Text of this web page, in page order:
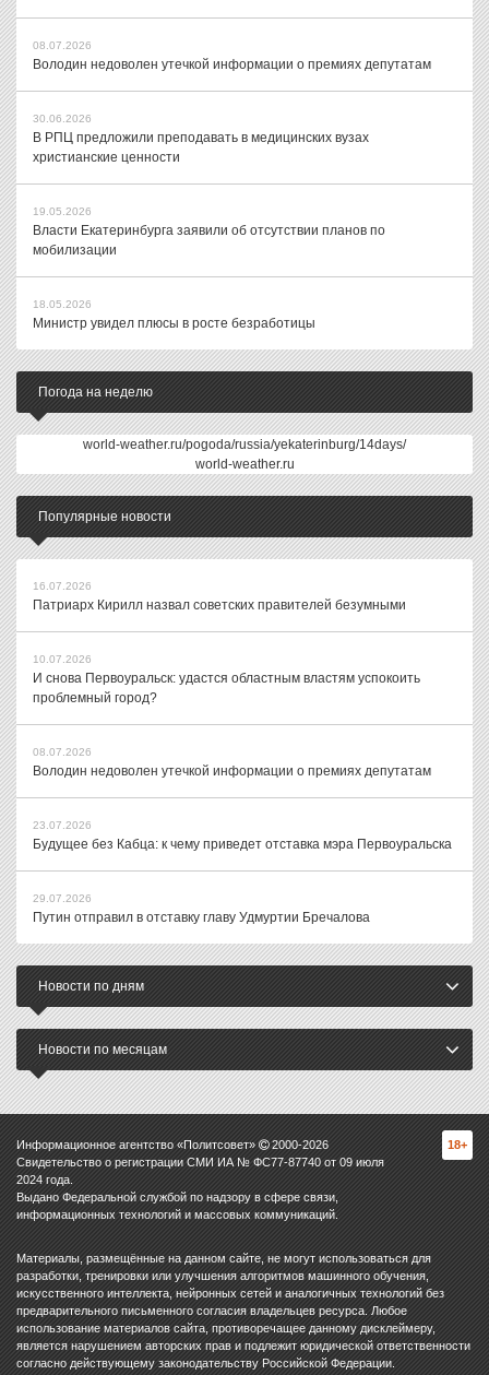
08.07.2026
Володин недоволен утечкой информации о премиях депутатам
30.06.2026
В РПЦ предложили преподавать в медицинских вузах
христианские ценности
19.05.2026
Власти Екатеринбурга заявили об отсутствии планов по
мобилизации
18.05.2026
Министр увидел плюсы в росте безработицы
Погода на неделю
world-weather.ru/pogoda/russia/yekaterinburg/14days/
world-weather.ru
Популярные новости
16.07.2026
Патриарх Кирилл назвал советских правителей безумными
10.07.2026
И снова Первоуральск: удастся областным властям успокоить
проблемный город?
08.07.2026
Володин недоволен утечкой информации о премиях депутатам
23.07.2026
Будущее без Кабца: к чему приведет отставка мэра Первоуральска
29.07.2026
Путин отправил в отставку главу Удмуртии Бречалова
Новости по дням
Новости по месяцам
Информационное агентство «Политсовет» 2000-2026
Свидетельство о регистрации СМИ ИА № ФС77-87740 от 09 июля
2024 года.
Выдано Федеральной службой по надзору в сфере связи,
информационных технологий и массовых коммуникаций.
18+
Материалы, размещённые на данном сайте, не могут использоваться для
разработки, тренировки или улучшения алгоритмов машинного обучения,
искусственного интеллекта, нейронных сетей и аналогичных технологий без
предварительного письменного согласия владельцев ресурса. Любое
использование материалов сайта, противоречащее данному дисклеймеру,
является нарушением авторских прав и подлежит юридической ответственности
согласно действующему законодательству Российской Федерации.